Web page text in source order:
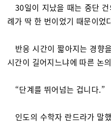
30일이 지났을 때는 중단
례가 딱 한 번이었기 때문이었
반응 시간이 짧아지는 경향
시간이 길어지느냐에 따른 논
“단계를 뛰어넘는 겁니다.”
인도의 수학자 란드라가 말